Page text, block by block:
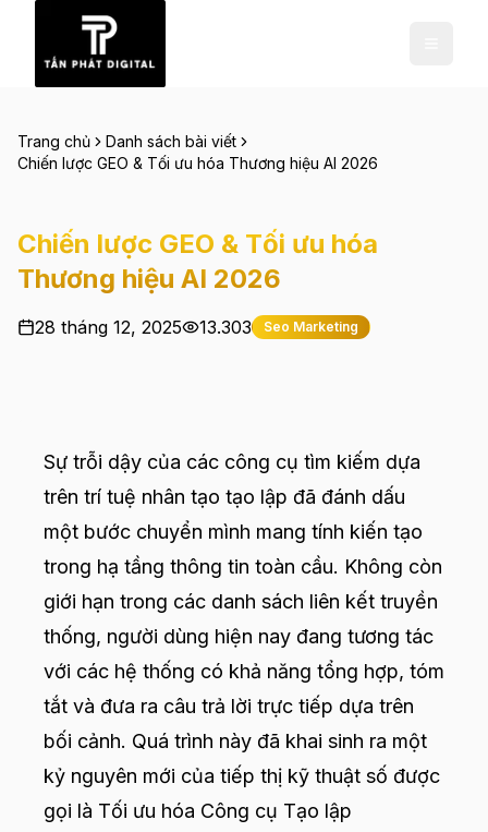
Trang chủ
Danh sách bài viết
Chiến lược GEO & Tối ưu hóa Thương hiệu AI 2026
Chiến lược GEO & Tối ưu hóa
Thương hiệu AI 2026
28 tháng 12, 2025 13.303 Seo Marketing
Sự trỗi dậy của các công cụ tìm kiếm dựa
trên trí tuệ nhân tạo tạo lập đã đánh dấu
một bước chuyển mình mang tính kiến tạo
trong hạ tầng thông tin toàn cầu. Không còn
giới hạn trong các danh sách liên kết truyền
thống, người dùng hiện nay đang tương tác
với các hệ thống có khả năng tổng hợp, tóm
tắt và đưa ra câu trả lời trực tiếp dựa trên
bối cảnh. Quá trình này đã khai sinh ra một
kỷ nguyên mới của tiếp thị kỹ thuật số được
gọi là Tối ưu hóa Công cụ Tạo lập